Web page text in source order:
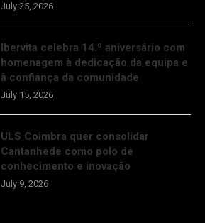
July 25, 2026
Ibervita celebra 14.º aniversário com
homenagem à dedicação da equipa e
à confiança da comunidade
July 15, 2026
ULS Coimbra quer consolidar
Cantanhede como polo de
conhecimento e inovação
July 9, 2026